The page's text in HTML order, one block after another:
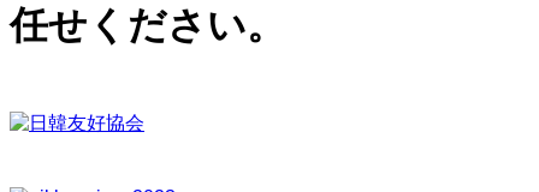
任せください。